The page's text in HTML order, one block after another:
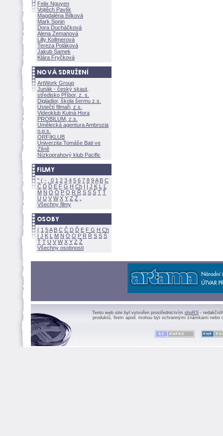
Felix Nguyen
Vojtěch Pavlík
Magdaléna Bílkov
Mark Sonin
Dora Ducháčkov
Alena Zemanov
Lilly Kollmerov
Tereza Polákov
Jakub Samek
Klára Fryčkov
ArtWork Group
Junák - český skaut,
středisko Příbor, z. s.
Digladior, škola šermu z.s.
Ústečtí filmaři, z.s.
Videoklub Kutná Hora
PROBILUM, z.s.
Umělecká agentura Ambrozia
o.p.s.
ORFIKLUB
Univerzita Tomáše Bati ve
Zlíně
Nízkoprahový klub Pacific
" ( - 0 1 2 3 4 5 6 7 8 9A B C
Č D Ď E F G H Ch I Í J K L
Ľ
M N O Ó P Q R Ř S Ś T Ť
U Ú V W X Y Z
Všechny filmy
( 1 5A B C Č D Ď E F G H Ch
I J K L M N Ó O P R Ř S Ś
Ť T U V W X Y Z
Všechny osobnosti
Tento web site byl vytvořen prostřednictvím phpRS -
produktů, firem apod. mohou být ochrannými známkami